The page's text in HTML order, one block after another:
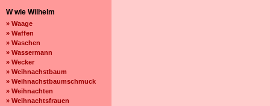
W wie Wilhelm
» Waage
» Waffen
» Waschen
» Wassermann
» Wecker
» Weihnachstbaum
» Weihnachstbaumschmuck
» Weihnachten
» Weihnachtsfrauen